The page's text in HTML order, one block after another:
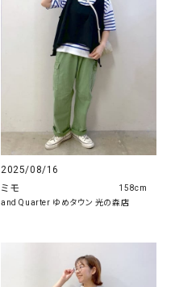
2025/08/16
ミモ
and Quarter ゆめタウン 光の森店
158cm